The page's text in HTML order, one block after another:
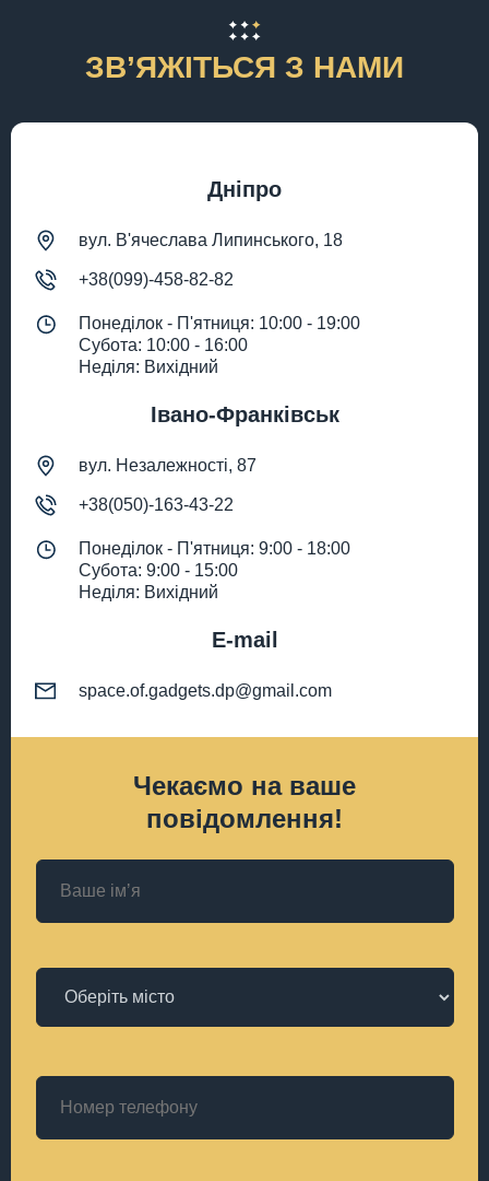
ЗВʼЯЖІТЬСЯ З НАМИ
Дніпро
вул. В'ячеслава Липинського, 18
+38(099)-458-82-82
Понеділок - П'ятниця: 10:00 - 19:00
Субота: 10:00 - 16:00
Неділя: Вихідний
Івано-Франківськ
вул. Незалежності, 87
+38(050)-163-43-22
Понеділок - П'ятниця: 9:00 - 18:00
Субота: 9:00 - 15:00
Неділя: Вихідний
E-mail
space.of.gadgets.dp@gmail.com
Чекаємо на ваше
повідомлення!